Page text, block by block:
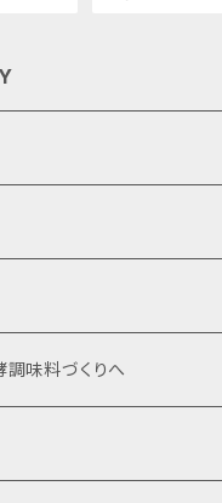
入り
袋入り
調味料づくりへ